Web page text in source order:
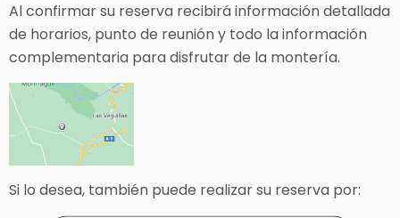
Al confirmarsu reserva recibirá información detallada
de horarios, punto de reunión y todo la información
complementaria para disfrutar de la montería.
Si lo desea, también puede realizar su reserva por: